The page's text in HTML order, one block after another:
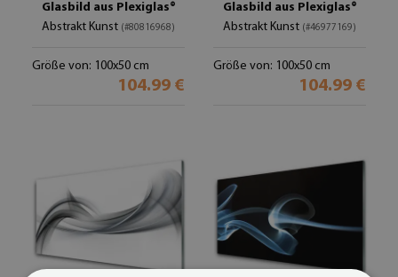
Glasbild aus Plexiglas®
Abstrakt Kunst (#80816968)
Größe von: 100x50 cm
104.99 €
Glasbild aus Plexiglas®
Abstrakt Kunst (#46977169)
Größe von: 100x50 cm
104.99 €